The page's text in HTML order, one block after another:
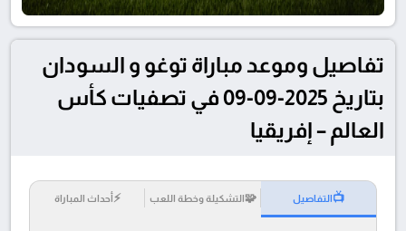
تفاصيل وموعد مباراة توغو و السودان
بتاريخ 2025-09-09 في تصفيات كأس
العالم – إفريقيا
📺التفاصيل 🧩التشكيلة وخطة اللعب ⚡أحداث المباراة